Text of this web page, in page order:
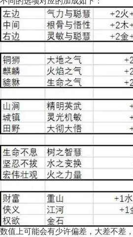
数值上可能会有少许偏差，大差不差